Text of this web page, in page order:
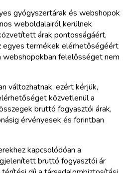
gyógyszertárak és webshopok
weboldalairól kerülnek
árak pontosságáért,
egyes termékek elérhetőségéért
webshopokban felelősséget nem
változhatnak, ezért kérjük,
közvetlenül a
bruttó fogyasztói árak,
érvényesek és forintban
kapcsolódóan a
bruttó fogyasztói ár